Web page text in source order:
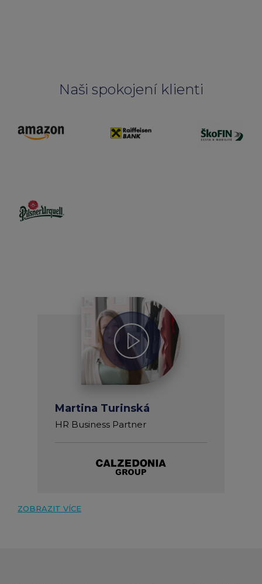
Naši spokojení klienti
Martina Turinská
HR Business Partner
ZOBRAZIT VÍCE